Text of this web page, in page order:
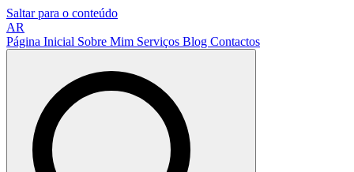
Saltar para o conteúdo
AR
Página Inicial Sobre Mim Serviços Blog Contactos